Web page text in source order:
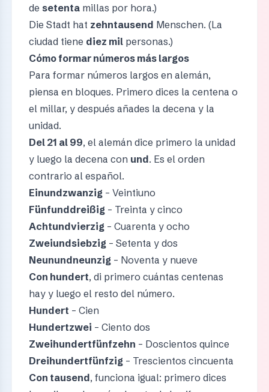
de setentamillas por hora.)
Die Stadt hat zehntausend Menschen. (La
ciudad tiene diez milpersonas.)
Cómo formar números más largos
Para formar números largos en alemán,
piensa en bloques. Primero dices la centena o
el millar, y después añades la decena y la
unidad.
Del 21 al 99, el alemán dice primero la unidad
y luego la decena con und. Es el orden
contrario al español.
Einundzwanzig – Veintiuno
Fünfunddreißig – Treinta y cinco
Achtundvierzig – Cuarenta y ocho
Zweiundsiebzig – Setenta y dos
Neunundneunzig – Noventa y nueve
Con hundert, di primero cuántas centenas
hay y luego el resto del número.
Hundert – Cien
Hundertzwei – Ciento dos
Zweihundertfünfzehn – Doscientos quince
Dreihundertfünfzig – Trescientos cincuenta
Con tausend, funciona igual: primero dices